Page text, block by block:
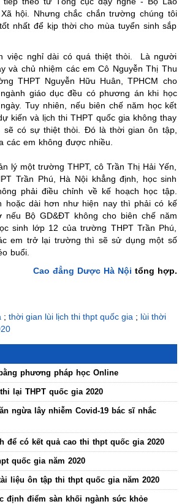
hội. Nhưng chắc chắn trường chúng tôi
nhất để kịp thời cho mùa tuyển sinh sắp
việc nghỉ dài có quá thiệt thòi. Là người
và chủ nhiệm các em Cô Nguyễn Thị Thu
THPT Nguyễn Hữu Huân, TPHCM cho
giáo dục đều có phương án khi học
Tuy nhiên, nếu biên chế năm học kết
kiến và lịch thi THPT quốc gia không thay
có sự thiệt thòi. Đó là thời gian ôn tập,
các em không được nhiều.
lý một trường THPT, cô Trần Thị Hải Yến,
Trần Phú, Hà Nội khẳng định, học sinh
phải điều chỉnh về kế hoạch học tập.
hoặc dài hơn như hiện nay thì phải có kế
nếu Bộ GD&ĐT không cho biên chế năm
sinh lớp 12 của trường THPT Trần Phú,
em trở lại trường thì sẽ sử dụng một số
buổi.
Cao đẳng Dược Hà Nội tổng hợp.
;thời gian lùi lịch thi thpt quốc gia ; lùi thời
phương pháp học Online
lại THPT quốc gia 2020
ngừa lây nhiễm Covid-19 bác sĩ nhắc
để có kết quả cao thi thpt quốc gia 2020
quốc gia năm 2020
liệu ôn tập thi thpt quốc gia năm 2020
định điểm sàn khối ngành sức khỏe